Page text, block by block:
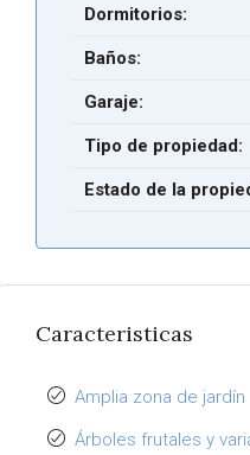
Dormitorios:
Baños:
Garaje:
Tipo de propiedad:
Estado de la
Caracteristicas
Amplia zona de jardín
Árboles frutales y